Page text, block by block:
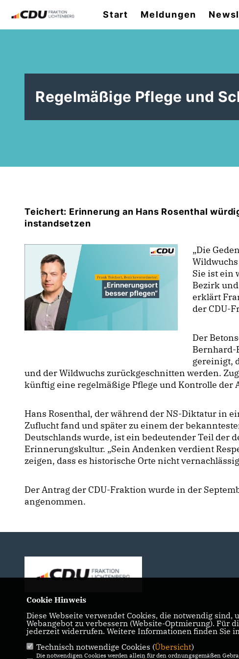
Start Meldungen
Regelmäßige Pflege und
Teichert: Erinnerung an Hans Rosenthal
instandsetzen
Die
Sie ist ein
Bezirk
erklärt
der CDU-
Der
Bernhard-
gereinigt,
und der Wildwuchs zurückgeschnitten werden.
künftig eine regelmäßige Pflege und Kontrolle der
Hans Rosenthal, der während der NS-Diktatur in
Zuflucht fand und später zu einem der
Deutschlands wurde, ist ein bedeutender Teil der
Erinnerungskultur. „Sein Andenken verdient
zeigen, dass es historische Orte nicht
Der Antrag der CDU-Fraktion wurde in der
angenommen.
IMPRESSUM DATENSCHUTZ KONTAKT
Cookie Hinweis
Diese Webseite verwendet Cookies, die notwendig
Webangebot zu verbessern (Website-Optmierung).
jederzeit widerrufen. Weitere Informationen finden Sie
Technisch notwendige Cookies (Übersicht)
Die notwendigen Cookies werden allein für den ordnungsgemäßen